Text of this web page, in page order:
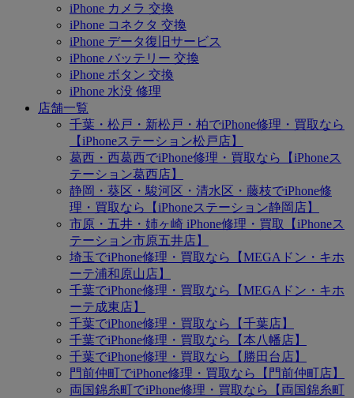
iPhone カメラ 交換
iPhone コネクタ 交換
iPhone データ復旧サービス
iPhone バッテリー 交換
iPhone ボタン 交換
iPhone 水没 修理
店舗一覧
千葉・松戸・新松戸・柏でiPhone修理・買取なら
【iPhoneステーション松戸店】
葛西・西葛西でiPhone修理・買取なら【iPhoneス
テーション葛西店】
静岡・葵区・駿河区・清水区・藤枝でiPhone修
理・買取なら【iPhoneステーション静岡店】
市原・五井・姉ヶ崎 iPhone修理・買取【iPhoneス
テーション市原五井店】
埼玉でiPhone修理・買取なら【MEGAドン・キホ
ーテ浦和原山店】
千葉でiPhone修理・買取なら【MEGAドン・キホ
ーテ成東店】
千葉でiPhone修理・買取なら【千葉店】
千葉でiPhone修理・買取なら【本八幡店】
千葉でiPhone修理・買取なら【勝田台店】
門前仲町でiPhone修理・買取なら【門前仲町店】
両国錦糸町でiPhone修理・買取なら【両国錦糸町